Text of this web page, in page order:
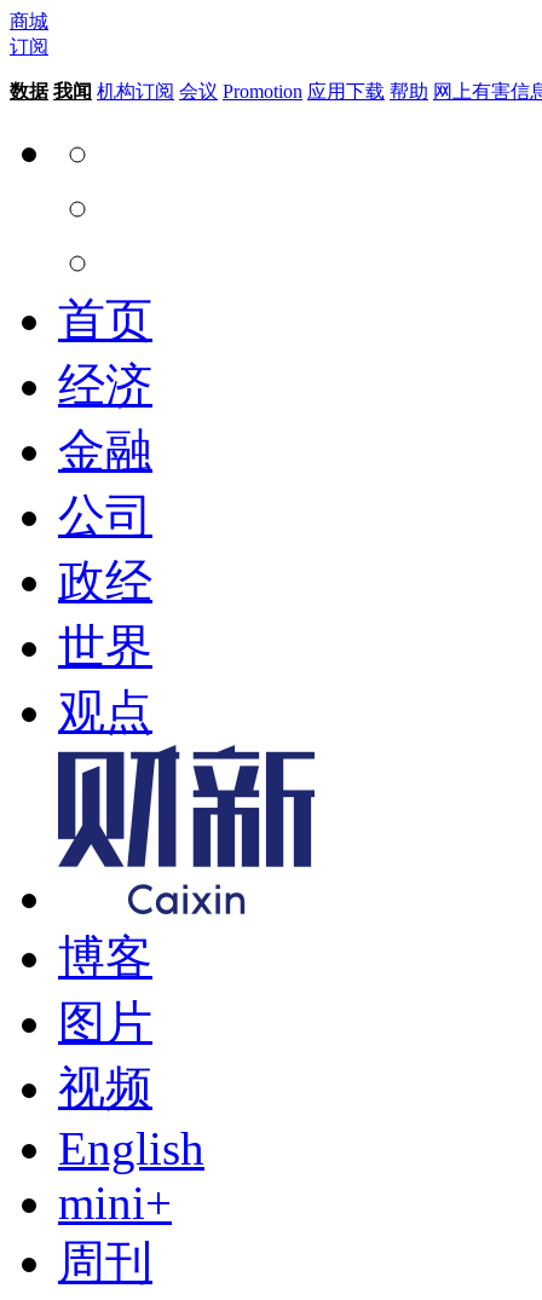
商城
订阅
数据 我闻 机构订阅 会议 Promotion 应用下载 帮助 网上有害信
首页
经济
金融
公司
政经
世界
观点
博客
图片
视频
English
mini+
周刊